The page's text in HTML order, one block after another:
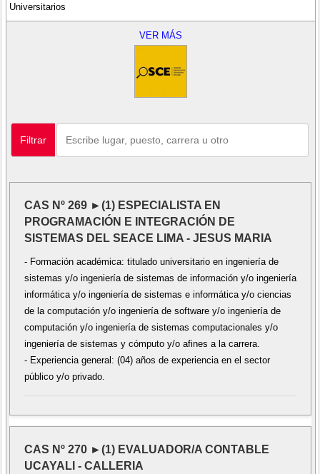
Universitarios
VER MÁS
Filtrar
CAS Nº 269 ►(1) ESPECIALISTA EN
PROGRAMACIÓN E INTEGRACIÓN DE
SISTEMAS DEL SEACE LIMA - JESUS MARIA
- Formación académica: titulado universitario en ingeniería de
sistemas y/o ingeniería de sistemas de información y/o ingeniería
informática y/o ingeniería de sistemas e informática y/o ciencias
de la computación y/o ingeniería de software y/o ingeniería de
computación y/o ingeniería de sistemas computacionales y/o
ingeniería de sistemas y cómputo y/o afines a la carrera.
- Experiencia general: (04) años de experiencia en el sector
público y/o privado.
CAS Nº 270 ►(1) EVALUADOR/A CONTABLE
UCAYALI - CALLERIA